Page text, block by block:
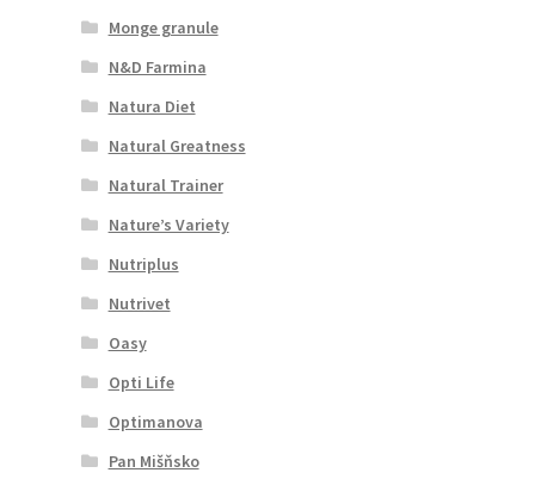
Monge granule
N&D Farmina
Natura Diet
Natural Greatness
Natural Trainer
Nature’s Variety
Nutriplus
Nutrivet
Oasy
Opti Life
Optimanova
Pan Mišňsko